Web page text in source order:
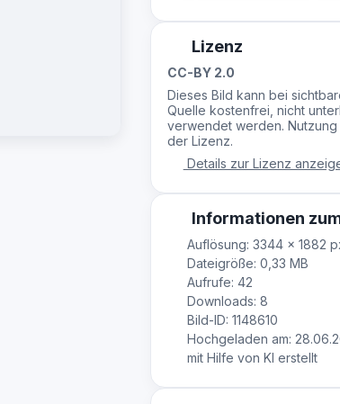
Lizenz
CC-BY 2.0
Dieses Bild kann bei
Quelle kostenfrei, nicht
verwendet werden. Nutzung
der Lizenz.
Details zur Lizenz
Informationen
Auflösung: 3344 × 1882
Dateigröße: 0,33 MB
Aufrufe: 42
Downloads: 8
Bild-ID: 1148610
Hochgeladen am:
mit Hilfe von KI erstellt